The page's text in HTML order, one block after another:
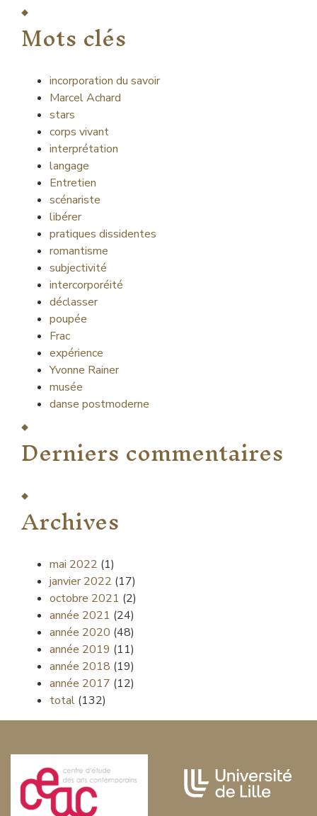
Mots clés
incorporation du savoir
Marcel Achard
stars
corps vivant
interprétation
langage
Entretien
scénariste
libérer
pratiques dissidentes
romantisme
subjectivité
intercorporéité
déclasser
poupée
Frac
expérience
Yvonne Rainer
musée
danse postmoderne
Derniers commentaires
Archives
mai 2022 (1)
janvier 2022 (17)
octobre 2021 (2)
année 2021 (24)
année 2020 (48)
année 2019 (11)
année 2018 (19)
année 2017 (12)
total (132)